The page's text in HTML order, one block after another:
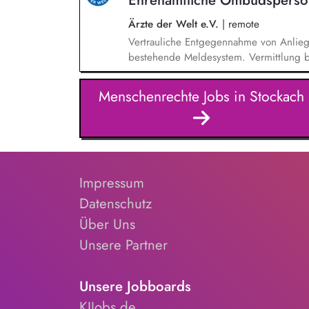
sowie Identifikation neuer
Ärzte der Welt e.V. | remote
Vertrauliche Entgegennahme von
bestehende Meldesystem. Vermittlung
Klärungsprozessen. Konzeption und
Sensibilisierungsformaten. Mitwirkung
Verhaltenskodizes und dem
Beschwerdekultur innerhalb der
Menschenrechte Jobs in Stockach
Impressum
Datenschutz
Über Uns
Unsere Partner
Unsere Jobboards